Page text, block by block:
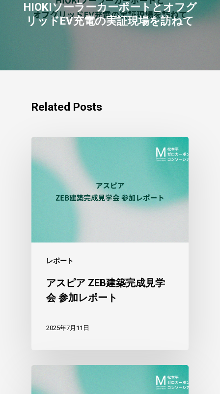
HIOKIソーラーカーポートとオフグ
リッドEV充電の実証現場を訪ねて
Related Posts
レポート
アスピア ZEB建築完成見学
会 参加レポート
2025年7月11日